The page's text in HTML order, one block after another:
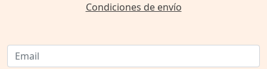
Condiciones de envío